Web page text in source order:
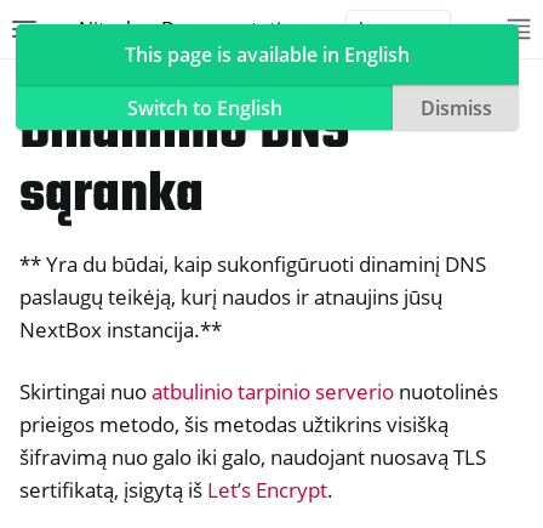
Nitrokey Documentation
navigation of Nitrokeys
navigation of NitroPad, NitroPC
navigation of „NitroPhone“, „NitroTablet
navigation of NextBox
Dinaminio DNS
sąranka
** Yra du būdai, kaip sukonfigūruoti dinaminį DNS
paslaugų teikėją, kurį naudos ir atnaujins jūsų
NextBox instancija.**
Skirtingai nuoatbulinio tarpinio serverio nuotolinės
prieigos metodo, šis metodas užtikrins visišką
šifravimą nuo galo iki galo, naudojant nuosavą TLS
sertifikatą, įsigytą iš Let’s Encrypt.
This page is available in English
Switch to English
Dismiss